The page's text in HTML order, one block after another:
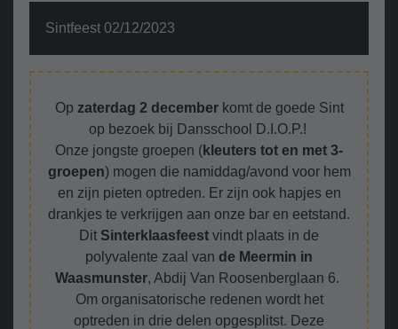
Sintfeest 02/12/2023
Op zaterdag 2 decemberkomt de goede Sint
op bezoek bij Dansschool D.I.O.P.!
Onze jongste groepen (kleuters tot en met 3-
groepen) mogen die namiddag/avond voor hem
en zijn pieten optreden. Er zijn ook hapjes en
drankjes te verkrijgen aan onze bar en eetstand.
Dit Sinterklaasfeest vindt plaats in de
polyvalente zaal van de Meermin in
Waasmunster, Abdij Van Roosenberglaan 6.
Om organisatorische redenen wordt het
optreden in drie delen opgesplitst. Deze